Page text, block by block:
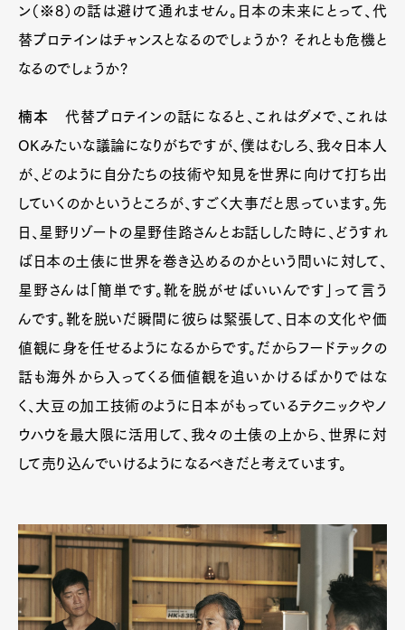
ン（※8）の話は避けて通れません。日本の未来にとって、代
替プロテインはチャンスとなるのでしょうか? それとも危機と
なるのでしょうか?
楠本 代替プロテインの話になると、これはダメで、これは
OKみたいな議論になりがちですが、僕はむしろ、我々日本人
が、どのように自分たちの技術や知見を世界に向けて打ち出
していくのかというところが、すごく大事だと思っています。先
日、星野リゾートの星野佳路さんとお話しした時に、どうすれ
ば日本の土俵に世界を巻き込めるのかという問いに対して、
星野さんは「簡単です。靴を脱がせばいいんです」って言う
んです。靴を脱いだ瞬間に彼らは緊張して、日本の文化や価
値観に身を任せるようになるからです。だからフードテックの
話も海外から入ってくる価値観を追いかけるばかりではな
く、大豆の加工技術のように日本がもっているテクニックやノ
ウハウを最大限に活用して、我々の土俵の上から、世界に対
して売り込んでいけるようになるべきだと考えています。